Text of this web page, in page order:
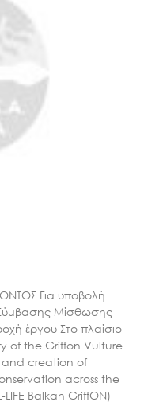
Για υποβολή
Μίσθωσης
έργου Στο πλαίσιο
of the Griffon Vulture
and creation of
across the
LIFE Balkan GriffON)